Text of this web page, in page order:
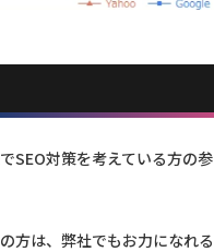
SEO対策を考えている方の参
方は、弊社でもお力になれる